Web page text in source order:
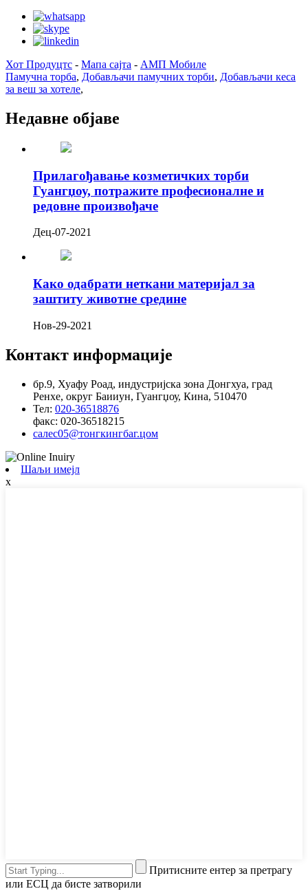
Хот Продуцтс - Мапа сајта - АМП Мобиле
Памучна торба, Добављачи памучних торби, Добављачи кеса
за веш за хотеле,
Недавне објаве
Прилагођавање козметичких торби
Гуангџоу, потражите професионалне и
редовне произвођаче
Дец-07-2021
Како одабрати неткани материјал за
заштиту животне средине
Нов-29-2021
Контакт информације
бр.9, Хуафу Роад, индустријска зона Донгхуа, град
Ренхе, округ Баииун, Гуангџоу, Кина, 510470
Тел: 020-36518876
факс: 020-36518215
салес05@тонгкингбаг.цом
Шаљи имејл
x
Притисните ентер за претрагу
или ЕСЦ да бисте затворили